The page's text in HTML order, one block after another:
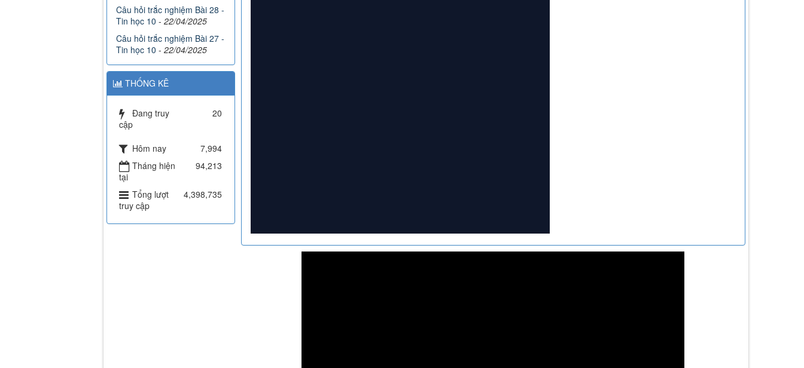
Câu hỏi trắc nghiệm Bài 28 -
Tin học 10 - 22/04/2025
Câu hỏi trắc nghiệm Bài 27 -
Tin học 10 - 22/04/2025
THỐNG KÊ
Đang truy
cập
20
Hôm nay
7,994
Tháng hiện
tại
94,213
Tổng lượt
truy cập
4,398,735